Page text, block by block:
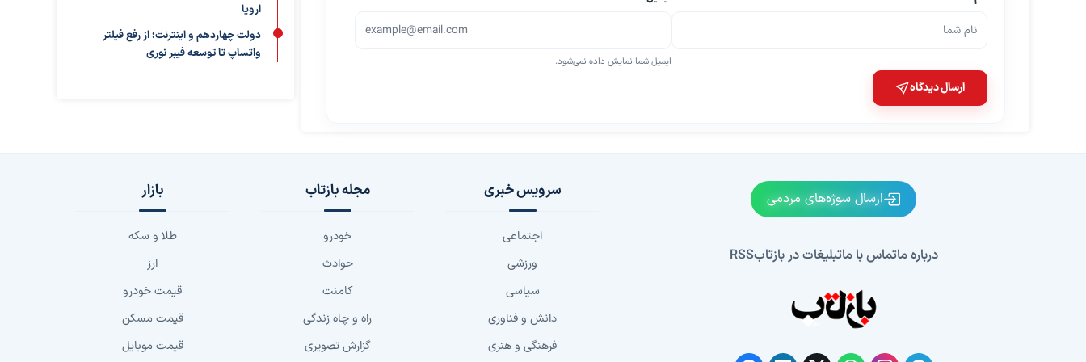
ایمیل شما نمایش داده نمی‌شود.
ارسال دیدگاه
اروپا
دولت چهاردهم و اینترنت؛ از رفع فیلتر
واتساپ تا توسعه فیبر نوری
ارسال سوژه‌های مردمی
درباره ماتماس با ماتبلیغات در بازتابRSS
سرویس خبری
اجتماعی
ورزشی
سیاسی
دانش و فناوری
فرهنگی و هنری
مجله بازتاب
خودرو
حوادث
کامنت
راه و چاه زندگی
گزارش تصویری
بازار
طلا و سکه
ارز
قیمت خودرو
قیمت مسکن
قیمت موبایل